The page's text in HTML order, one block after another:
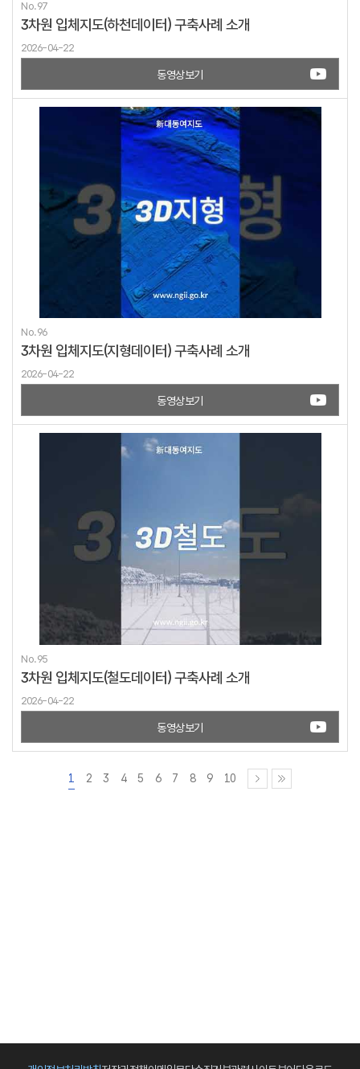
No.97
3차원 입체지도(하천데이터) 구축사례 소개
2026-04-22
동영상보기
No.96
3차원 입체지도(지형데이터) 구축사례 소개
2026-04-22
동영상보기
No.95
3차원 입체지도(철도데이터) 구축사례 소개
2026-04-22
동영상보기
1 2 3 4 5 6 7 8 9 10